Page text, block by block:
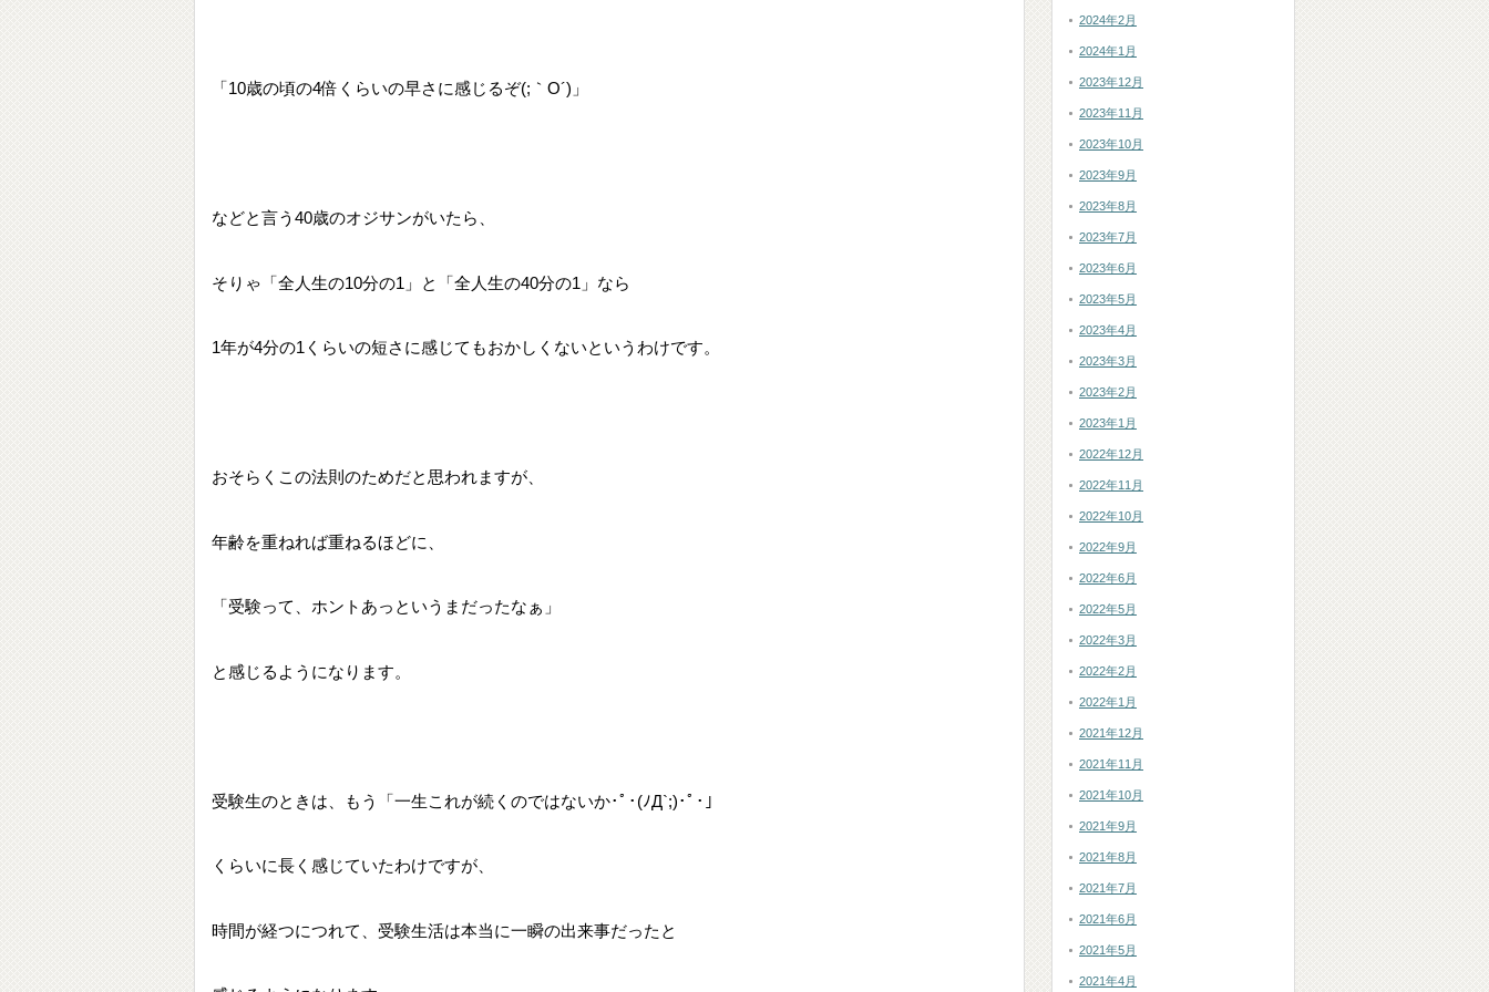
「10歳の頃の4倍くらいの早さに感じるぞ(;｀O´)」
などと言う40歳のオジサンがいたら、
そりゃ「全人生の10分の1」と「全人生の40分の1」なら
1年が4分の1くらいの短さに感じてもおかしくないというわけです。
おそらくこの法則のためだと思われますが、
年齢を重ねれば重ねるほどに、
「受験って、ホントあっというまだったなぁ」
と感じるようになります。
受験生のときは、もう「一生これが続くのではないか･ﾟ･(ﾉД`;)･ﾟ･」
くらいに長く感じていたわけですが、
時間が経つにつれて、受験生活は本当に一瞬の出来事だったと
2024年2月
2024年1月
2023年12月
2023年11月
2023年10月
2023年9月
2023年8月
2023年7月
2023年6月
2023年5月
2023年4月
2023年3月
2023年2月
2023年1月
2022年12月
2022年11月
2022年10月
2022年9月
2022年6月
2022年5月
2022年3月
2022年2月
2022年1月
2021年12月
2021年11月
2021年10月
2021年9月
2021年8月
2021年7月
2021年6月
2021年5月
2021年4月